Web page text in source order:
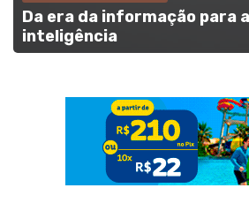
Da era da informação para
inteligência